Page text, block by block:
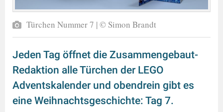
Türchen Nummer 7 | © Simon Brandt
Jeden Tag öffnet die Zusammengebaut-
Redaktion alle Türchen der LEGO
Adventskalender und obendrein gibt es
eine Weihnachtsgeschichte: Tag 7.